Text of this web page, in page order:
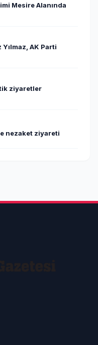
Mesire Alanında
Yılmaz, AK Parti
ziyaretler
nezaket ziyareti